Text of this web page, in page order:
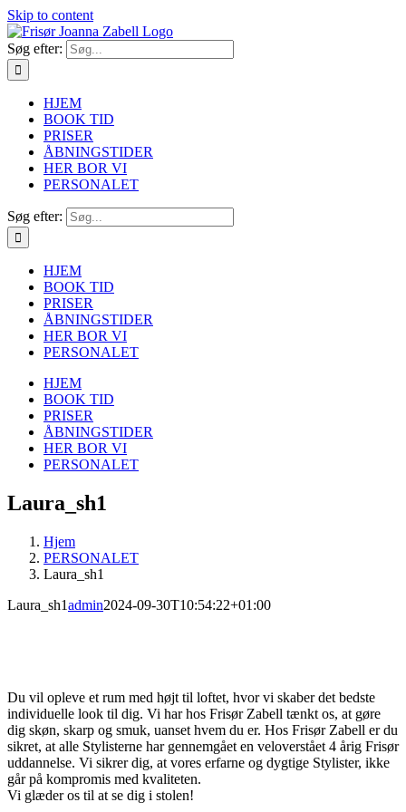
Skip to content
Søg efter:
HJEM
BOOK TID
PRISER
ÅBNINGSTIDER
HER BOR VI
PERSONALET
Søg efter:
HJEM
BOOK TID
PRISER
ÅBNINGSTIDER
HER BOR VI
PERSONALET
HJEM
BOOK TID
PRISER
ÅBNINGSTIDER
HER BOR VI
PERSONALET
Laura_sh1
Hjem
PERSONALET
Laura_sh1
Laura_sh1admin2024-09-30T10:54:22+01:00
Du vil opleve et rum med højt til loftet, hvor vi skaber det bedste
individuelle look til dig. Vi har hos Frisør Zabell tænkt os, at gøre
dig skøn, skarp og smuk, uanset hvem du er. Hos Frisør Zabell er du
sikret, at alle Stylisterne har gennemgået en veloverstået 4 årig Frisør
uddannelse. Vi sikrer dig, at vores erfarne og dygtige Stylister, ikke
går på kompromis med kvaliteten.
Vi glæder os til at se dig i stolen!